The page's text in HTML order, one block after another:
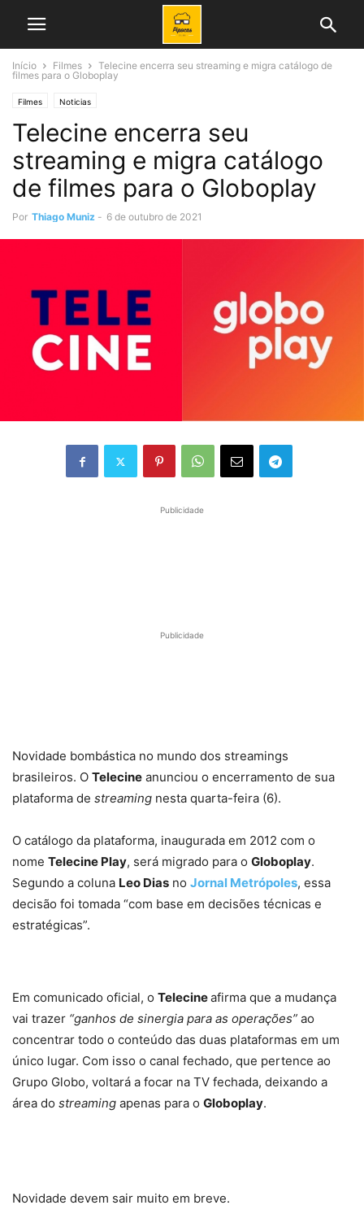
Início Filmes
Telecine encerra seu streaming e migra catálogo de
filmes para o Globoplay
Filmes Noticias
Telecine encerra seu
streaming e migra catálogo
de filmes para o Globoplay
Por Thiago Muniz - 6 de outubro de 2021
Publicidade
Publicidade
Novidade bombástica no mundo dos streamings
brasileiros. O Telecine anunciou o encerramento de sua
plataforma de streaming nesta quarta-feira (6).
O catálogo da plataforma, inaugurada em 2012 com o
nome Telecine Play, será migrado para o Globoplay.
Segundo a coluna Leo Dias no Jornal Metrópoles, essa
decisão foi tomada “com base em decisões técnicas e
estratégicas”.
Em comunicado oficial, o Telecineafirma que a mudança
vai trazer “ganhos de sinergia para as operações” ao
concentrar todo o conteúdo das duas plataformas em um
único lugar. Com isso o canal fechado, que pertence ao
Grupo Globo, voltará a focar na TV fechada, deixando a
área do streaming apenas para o Globoplay.
Novidade devem sair muito em breve.